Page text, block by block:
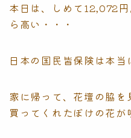
本日は、しめて12,072
ら高い・・・
日本の国民皆保険は本当
家に帰って、花壇の脇
買ってくれたぼけの花が